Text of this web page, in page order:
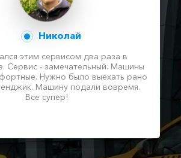
Николай
этим сервисом два раза в
Сервис - замечательный. Машины
Нужно было выехать рано
Машину подали вовремя.
Все супер!